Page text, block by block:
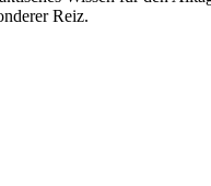
Reiz.